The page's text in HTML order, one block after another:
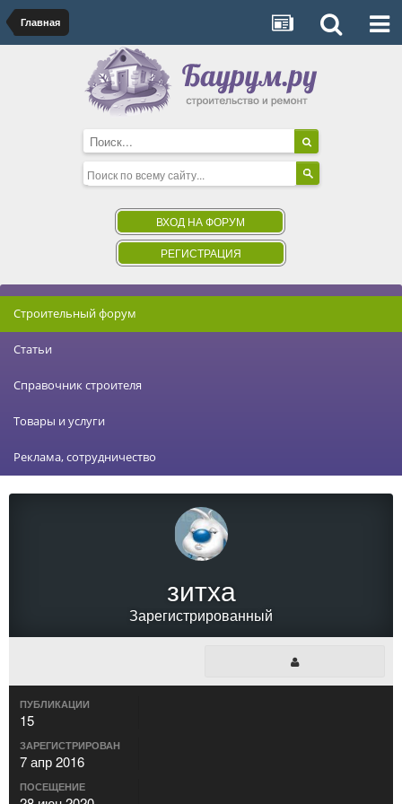
Главная
ВХОД НА ФОРУМ
РЕГИСТРАЦИЯ
Строительный форум
Статьи
Справочник строителя
Товары и услуги
Реклама, сотрудничество
зитха
Зарегистрированный
ПУБЛИКАЦИИ
15
ЗАРЕГИСТРИРОВАН
7 апр 2016
ПОСЕЩЕНИЕ